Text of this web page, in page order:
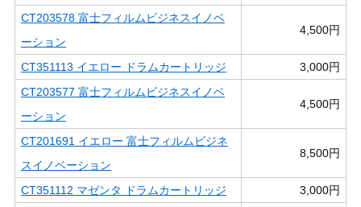
CT203578 富士フィルムビジネスイノベ
ーション
4,500円
CT351113 イエロー ドラムカートリッジ
3,000円
CT203577 富士フィルムビジネスイノベ
ーション
4,500円
CT201691 イエロー 富士フィルムビジネ
スイノベーション
8,500円
CT351112 マゼンタ ドラムカートリッジ
3,000円